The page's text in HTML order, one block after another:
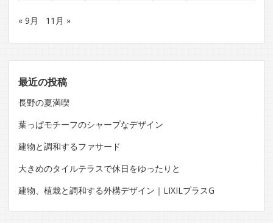
« 9月 11月 »
最近の投稿
長野の夏満喫
葉っぱモチーフのシャープなデザイン
建物と調和するファサード
大きめのタイルテラスで休日をゆったりと
建物、植栽と調和する外構デザイン｜LIXILプラスG